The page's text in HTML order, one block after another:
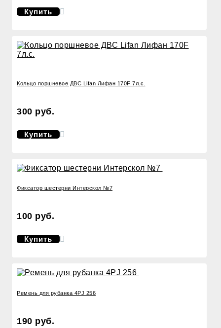
Купить
Кольцо поршневое ДВС Lifan Лифан 170F 7л.с.
300 руб.
Купить
Фиксатор шестерни Интерскол №7
100 руб.
Купить
Ремень для рубанка 4PJ 256
190 руб.